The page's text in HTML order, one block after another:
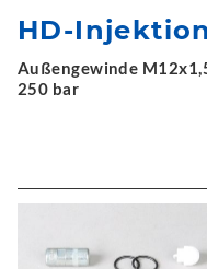
HD-
Außengewinde
250 bar